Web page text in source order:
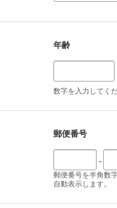
年齢
数字を入力してく
郵便番号
-
郵便番号を半角数
自動表示します。